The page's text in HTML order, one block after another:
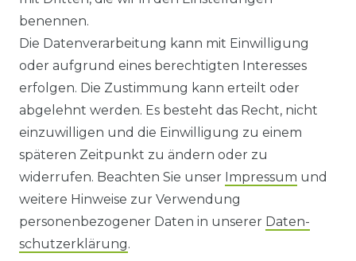
WIDERRUFS­FORMULAR
HINWEISE ZUR BATTERIEENTSORGUNG
IMPRESSUM
AGB UND KUNDENINFORMATIONEN
DATENSCHUTZERKLÄRUNG
benennen.
Die Datenverarbeitung kann mit Einwilligung
oder aufgrund eines berechtigten Interesses
erfolgen. Die Zustimmung kann erteilt oder
abgelehnt werden. Es besteht das Recht, nicht
einzuwilligen und die Einwilligung zu einem
späteren Zeitpunkt zu ändern oder zu
widerrufen. Beachten Sie unser Impressum und
weitere Hinweise zur Verwendung
personenbezogener Daten in unserer Daten­
schutz­erklärung.